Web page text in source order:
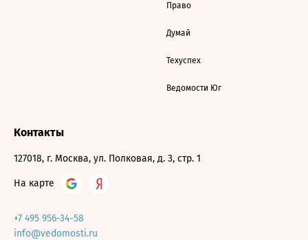
Право
Думай
Техуспех
Ведомости Юг
Контакты
127018, г. Москва, ул. Полковая, д. 3, стр. 1
На карте
+7 495 956-34-58
info@vedomosti.ru